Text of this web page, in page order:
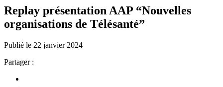
Replay présentation AAP “Nouvelles
organisations de Télésanté”
Publié le 22 janvier 2024
Partager :